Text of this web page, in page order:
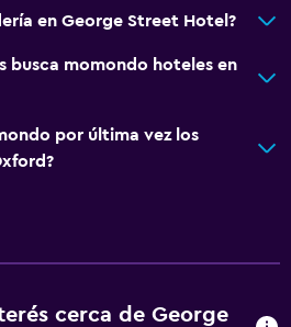
en George Street Hotel?
busca momondo hoteles en
por última vez los
cerca de George